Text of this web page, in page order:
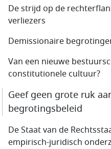
De strijd op de
verliezers
Demissionaire
Van een nieuwe
constitutionele cultuur?
Geef geen grote ruk
begrotingsbeleid
De Staat van de
empirisch-juridisch